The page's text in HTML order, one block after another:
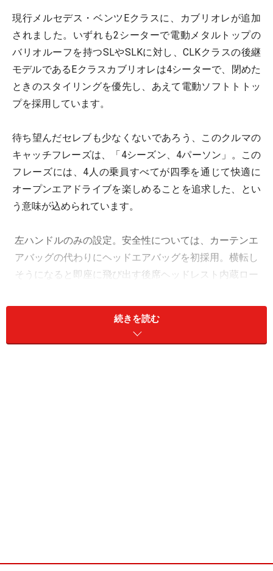
現行メルセデス・ベンツEクラスに、カブリオレが追加
されました。いずれも2シーターで電動メタルトップの
バリオルーフを持つSLやSLKに対し、CLKクラスの後継
モデルであるEクラスカブリオレは4シーターで、閉めた
ときのスタイリングを優先し、あえて電動ソフトトトッ
プを採用しています。
待ち望んだセレブも少なくないであろう、このクルマの
キャッチフレーズは、「4シーズン、4パーソン」。この
フレーズには、4人の乗員すべてが四季を通じて快適に
オープンエアドライブを楽しめることを追求した、とい
う意味が込められています。
左ハンドルのみの設定。安全性については、カーテンエ
アバッグの代わりにヘッドエアバッグを初採用。横転し
そうになると即座に飛び出す後席ヘッドレスト内蔵ロー
それを実現するため、まず4人分の居住空間がしっかり
確保されています。高価格帯の4シーターのオープンカ
ーというのは、もともとその数自体がそれほど多くない
続きを読む